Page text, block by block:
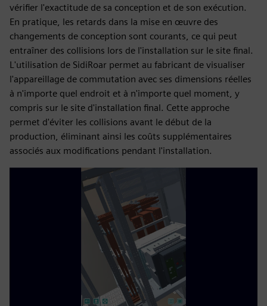
vérifier l'exactitude de sa conception et de son exécution.
En pratique, les retards dans la mise en œuvre des
changements de conception sont courants, ce qui peut
entraîner des collisions lors de l'installation sur le site final.
L'utilisation de SidiRoar permet au fabricant de visualiser
l'appareillage de commutation avec ses dimensions réelles
à n'importe quel endroit et à n'importe quel moment, y
compris sur le site d'installation final. Cette approche
permet d'éviter les collisions avant le début de la
production, éliminant ainsi les coûts supplémentaires
associés aux modifications pendant l'installation.